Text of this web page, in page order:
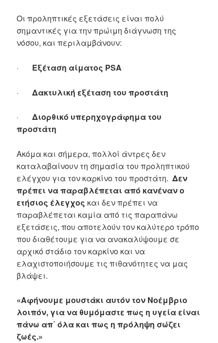
Οι προληπτικές εξετάσεις είναι πολύ
σημαντικές για την πρώιμη διάγνωση της
νόσου, και περιλαμβάνουν:
· Εξέταση αίματος PSA
·Δακτυλική εξέταση του προστάτη
·Διορθικό υπερηχογράφημα του
προστάτη
Ακόμα και σήμερα, πολλοί άντρες δεν
καταλαβαίνουν τη σημασία του προληπτικού
ελέγχου για τον καρκίνο του προστάτη.Δεν
πρέπει να παραβλέπεται από κανέναν ο
ετήσιος έλεγχος και δεν πρέπει να
παραβλέπεται καμία από τις παραπάνω
εξετάσεις, που αποτελούν τον καλύτερο τρόπο
που διαθέτουμε για να ανακαλύψουμε σε
αρχικό στάδιο τον καρκίνο και να
ελαχιστοποιήσουμε τις πιθανότητες να μας
βλάψει.
«Αφήνουμε μουστάκι αυτόν τον Νοέμβριο
λοιπόν, για να θυμόμαστε πως η υγεία είναι
πάνω απ΄ όλα και πως η πρόληψη σώζει
ζωές.»